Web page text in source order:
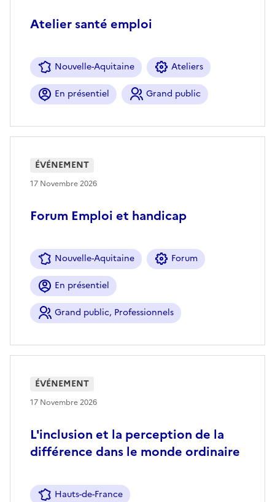
Atelier santé emploi
Nouvelle-Aquitaine Ateliers
En présentiel Grand public
Forum Emploi et handicap
ÉVÉNEMENT
17 Novembre 2026
Nouvelle-Aquitaine Forum
En présentiel
Grand public, Professionnels
L'inclusion et la perception de la
différence dans le monde ordinaire
ÉVÉNEMENT
17 Novembre 2026
Hauts-de-France